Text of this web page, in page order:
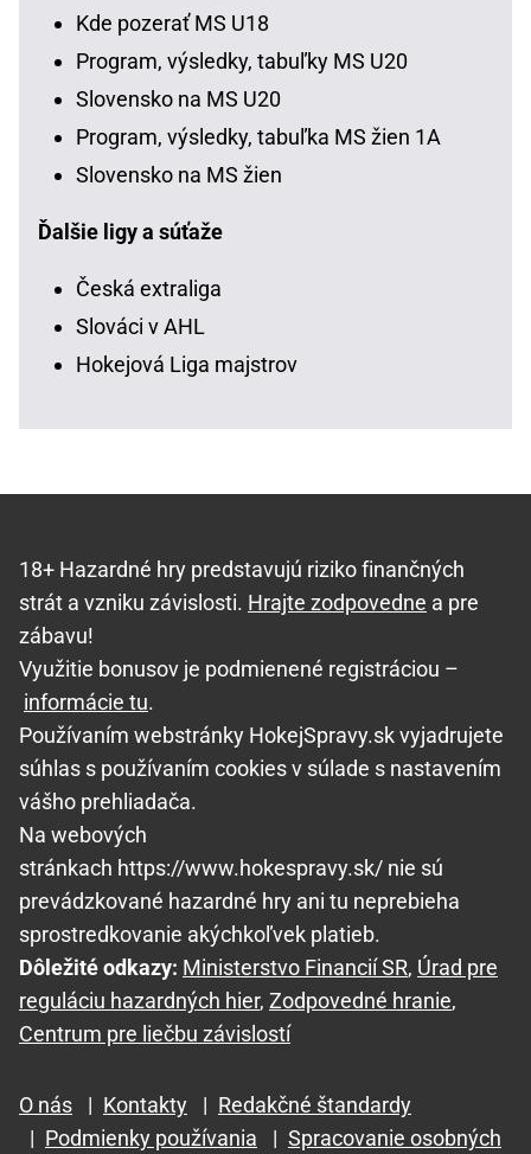
Kde pozerať MS U18
Program, výsledky, tabuľky MS U20
Slovensko na MS U20
Program, výsledky, tabuľka MS žien 1A
Slovensko na MS žien
Ďalšie ligy a súťaže
Česká extraliga
Slováci v AHL
Hokejová Liga majstrov
18+ Hazardné hry predstavujú riziko finančných
strát a vzniku závislosti. Hrajte zodpovedne a pre
zábavu!
Využitie bonusov je podmienené registráciou –
informácie tu.
Používaním webstránky HokejSpravy.sk vyjadrujete
súhlas s používaním cookies v súlade s nastavením
vášho prehliadača.
Na webových
stránkach https://www.hokespravy.sk/ nie sú
prevádzkované hazardné hry ani tu neprebieha
sprostredkovanie akýchkoľvek platieb.
Dôležité odkazy: Ministerstvo Financií SR, Úrad pre
reguláciu hazardných hier, Zodpovedné hranie,
Centrum pre liečbu závislostí
O nás | Kontakty | Redakčné štandardy
| Podmienky používania | Spracovanie osobných